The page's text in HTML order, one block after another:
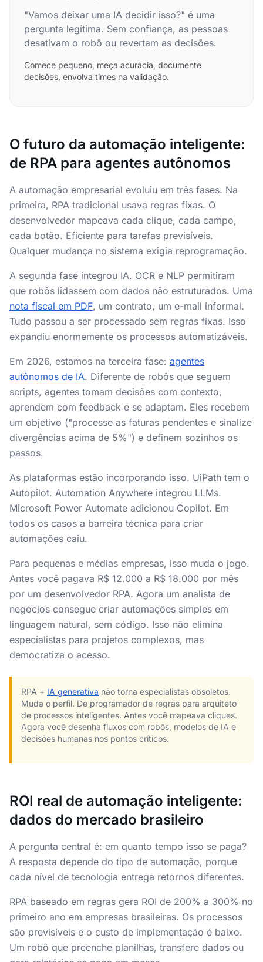
"Vamos deixar uma IA decidir isso?" é uma
pergunta legítima. Sem confiança, as pessoas
desativam o robô ou revertam as decisões.
Comece pequeno, meça acurácia, documente
decisões, envolva times na validação.
O futuro da automação inteligente:
de RPA para agentes autônomos
A automação empresarial evoluiu em três fases. Na
primeira, RPA tradicional usava regras fixas. O
desenvolvedor mapeava cada clique, cada campo,
cada botão. Eficiente para tarefas previsíveis.
Qualquer mudança no sistema exigia reprogramação.
A segunda fase integrou IA. OCR e NLP permitiram
que robôs lidassem com dados não estruturados. Uma
nota fiscal em PDF, um contrato, um e-mail informal.
Tudo passou a ser processado sem regras fixas. Isso
expandiu enormemente os processos automatizáveis.
Em 2026, estamos na terceira fase: agentes
autônomos de IA. Diferente de robôs que seguem
scripts, agentes tomam decisões com contexto,
aprendem com feedback e se adaptam. Eles recebem
um objetivo ("processe as faturas pendentes e sinalize
divergências acima de 5%") e definem sozinhos os
passos.
As plataformas estão incorporando isso. UiPath tem o
Autopilot. Automation Anywhere integrou LLMs.
Microsoft Power Automate adicionou Copilot. Em
todos os casos a barreira técnica para criar
automações caiu.
Para pequenas e médias empresas, isso muda o jogo.
Antes você pagava R$ 12.000 a R$ 18.000 por mês
por um desenvolvedor RPA. Agora um analista de
negócios consegue criar automações simples em
linguagem natural, sem código. Isso não elimina
especialistas para projetos complexos, mas
democratiza o acesso.
RPA + IA generativa não torna especialistas obsoletos.
Muda o perfil. De programador de regras para arquiteto
de processos inteligentes. Antes você mapeava cliques.
Agora você desenha fluxos com robôs, modelos de IA e
decisões humanas nos pontos críticos.
ROI real de automação inteligente:
dados do mercado brasileiro
A pergunta central é: em quanto tempo isso se paga?
A resposta depende do tipo de automação, porque
cada nível de tecnologia entrega retornos diferentes.
RPA baseado em regras gera ROI de 200% a 300% no
primeiro ano em empresas brasileiras. Os processos
são previsíveis e o custo de implementação é baixo.
Um robô que preenche planilhas, transfere dados ou